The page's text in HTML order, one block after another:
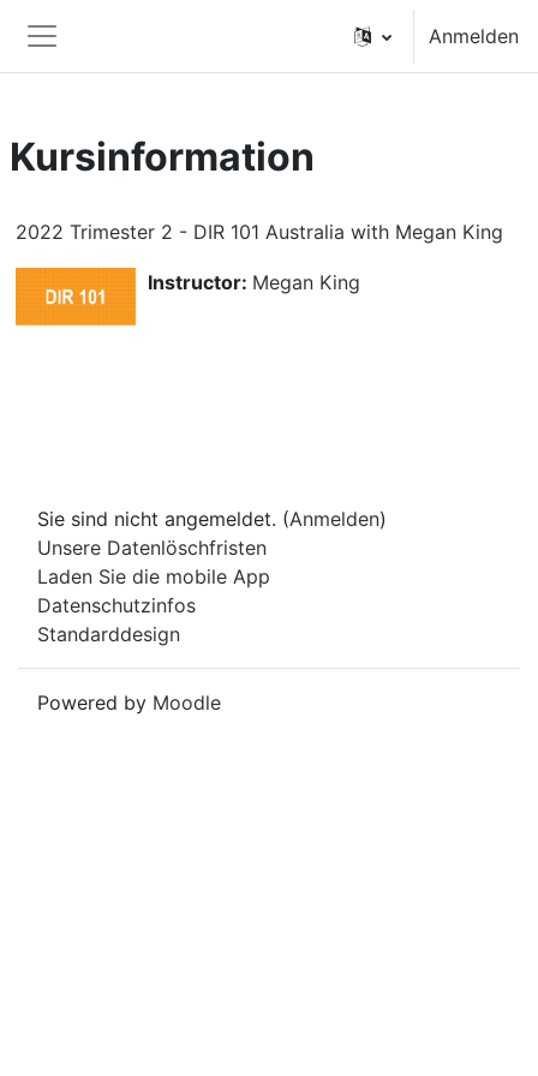
Website-Übersicht
Anmelden
Kursinformation
2022 Trimester 2 - DIR 101 Australia with Megan King
Instructor: Megan King
Sie sind nicht angemeldet. (Anmelden)
Unsere Datenlöschfristen
Laden Sie die mobile App
Datenschutzinfos
Standarddesign
Powered by Moodle